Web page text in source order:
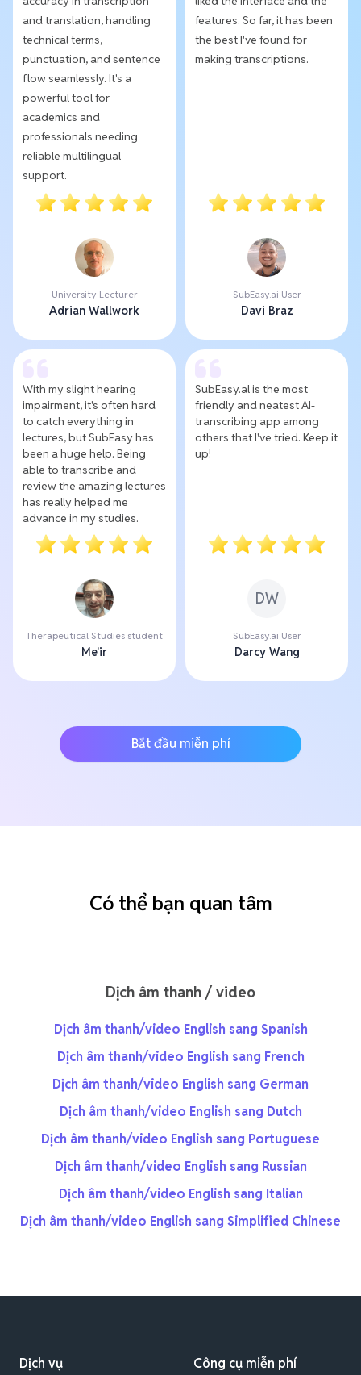
and translation, handling
technical terms,
punctuation, and sentence
flow seamlessly. It's a
powerful tool for
academics and
professionals needing
reliable multilingual
support.
University Lecturer
Adrian Wallwork
features. So far, it has been
the best I've found for
making transcriptions.
SubEasy.ai User
Davi Braz
With my slight hearing
impairment, it's often hard
to catch everything in
lectures, but SubEasy has
been a huge help. Being
able to transcribe and
review the amazing lectures
has really helped me
advance in my studies.
Therapeutical Studies student
Me'ir
SubEasy.al is the most
friendly and neatest AI-
transcribing app among
others that I've tried. Keep it
up!
DW
SubEasy.ai User
Darcy Wang
Bắt đầu miễn phí
Có thể bạn quan tâm
Dịch âm thanh / video
Dịch âm thanh/video English sang Spanish
Dịch âm thanh/video English sang French
Dịch âm thanh/video English sang German
Dịch âm thanh/video English sang Dutch
Dịch âm thanh/video English sang Portuguese
Dịch âm thanh/video English sang Russian
Dịch âm thanh/video English sang Italian
Dịch âm thanh/video English sang Simplified Chinese
Dịch vụ Công cụ miễn phí